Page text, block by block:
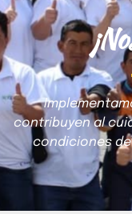
contribuyen al
condiciones